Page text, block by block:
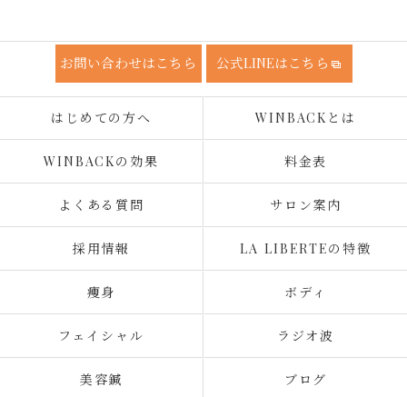
お問い合わせはこちら 公式LINEはこちら
はじめての方へ WINBACKとは
WINBACKの効果 料金表
よくある質問 サロン案内
採用情報 LA LIBERTEの特徴
痩身 ボディ
フェイシャル ラジオ波
美容鍼 ブログ